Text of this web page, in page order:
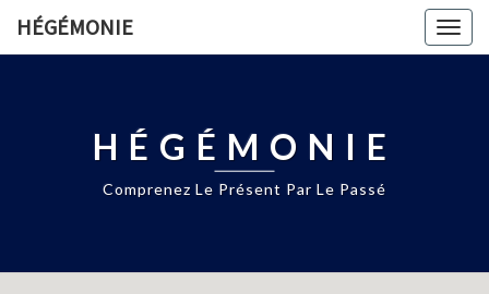
HÉGÉMONIE
HÉGÉMONIE
Comprenez Le Présent Par Le Passé